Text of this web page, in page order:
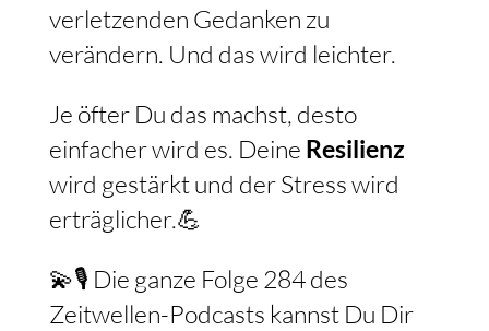
verletzenden Gedanken zu
verändern. Und das wird leichter.
Je öfter Du das machst, desto
einfacher wird es. Deine Resilienz
wird gestärkt und der Stress wird
erträglicher.💪
💫🎙️ Die ganze Folge 284 des
Zeitwellen-Podcasts kannst Du Dir